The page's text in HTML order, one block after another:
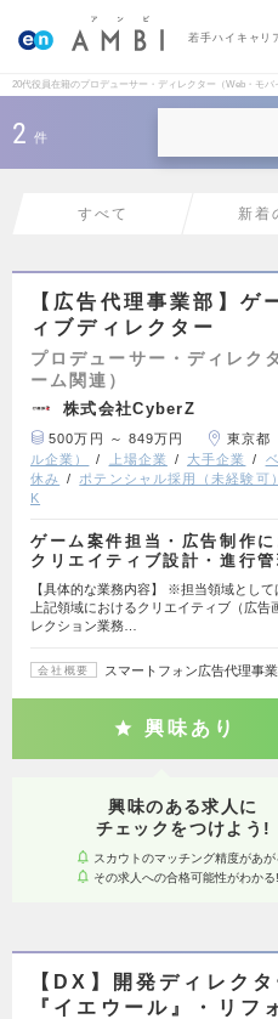
若手ハイキャリ
20代役員在籍のプロデューサー・ディレクター（Web・モ
2 件
すべて 新着
【広告代理事業部】ゲ
ィブディレクター
プロデューサー・ディレク
ーム関連）
株式会社CyberZ
500万円 ～ 849万円 東京都
ル企業）
上場企業 大手企業
休み
ポテンシャル採用（未経験可）
K
ゲーム案件担当・広告制作
クリエイティブ設計・進行管
【具体的な業務内容】 ※担当領域として
上記領域におけるクリエイティブ（広告
レクション業務…
会社概要 スマートフォン広告代理事
興味あり
興味のある求人に
チェックをつけよう!
スカウトのマッチング精度があが
その求人への合格可能性がわかる!
【DX】開発ディレク
『イエウール』・リフ